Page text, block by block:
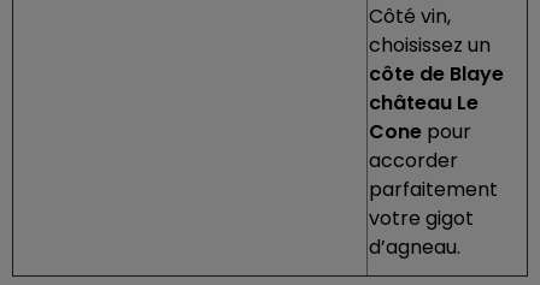
Côté vin,
choisissez un
côte de Blaye
château Le
Cone pour
accorder
parfaitement
votre gigot
d’agneau.